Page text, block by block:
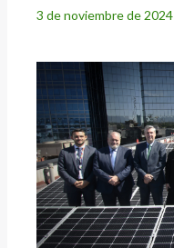
3 de noviembre de 2024